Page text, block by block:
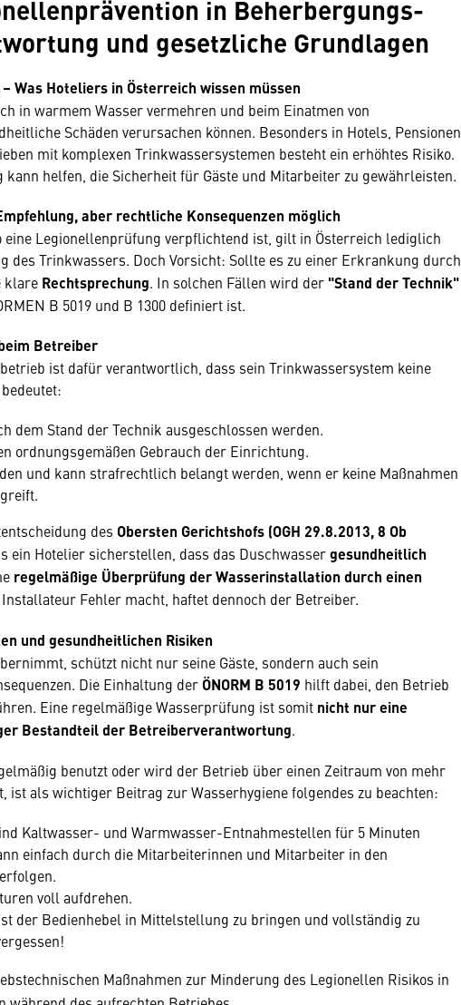
in Beherbergungs­
und gesetzliche Grundlagen
Was Hoteliers in Österreich wissen müssen
in warmem Wasser vermehren und beim Einatmen von
Schäden verursachen können. Besonders in Hotels, Pensionen
mit komplexen Trinkwassersystemen besteht ein erhöhtes Risiko.
helfen, die Sicherheit für Gäste und Mitarbeiter zu gewährleisten.
aber rechtliche Konsequenzen möglich
eine Legionellenprüfung verpflichtend ist, gilt in Österreich lediglich
des Trinkwassers. Doch Vorsicht: Sollte es zu einer Erkrankung durch
klare Rechtsprechung. In solchen Fällen wird der "Stand der Technik"
B 5019 und B 1300 definiert ist.
Betreiber
ist dafür verantwortlich, dass sein Trinkwassersystem keine
dem Stand der Technik ausgeschlossen werden.
ordnungsgemäßen Gebrauch der Einrichtung.
und kann strafrechtlich belangt werden, wenn er keine Maßnahmen
des Obersten Gerichtshofs (OGH 29.8.2013, 8 Ob
ein Hotelier sicherstellen, dass das Duschwassergesundheitlich
regelmäßige Überprüfung der Wasserinstallation durch einen
Fehler macht, haftet dennoch der Betreiber.
und gesundheitlichen Risiken
schützt nicht nur seine Gäste, sondern auch sein
Die Einhaltung der ÖNORM B 5019 hilft dabei, den Betrieb
Eine regelmäßige Wasserprüfung ist somit nicht nur eine
Bestandteil der Betreiberverantwortung.
benutzt oder wird der Betrieb über einen Zeitraum von mehr
ist als wichtiger Beitrag zur Wasserhygiene folgendes zu beachten:
Kaltwasser- und Warmwasser-Entnahmestellen für 5 Minuten
einfach durch die Mitarbeiterinnen und Mitarbeiter in den
voll aufdrehen.
der Bedienhebel in Mittelstellung zu bringen und vollständig zu
Maßnahmen zur Minderung des Legionellen Risikos in